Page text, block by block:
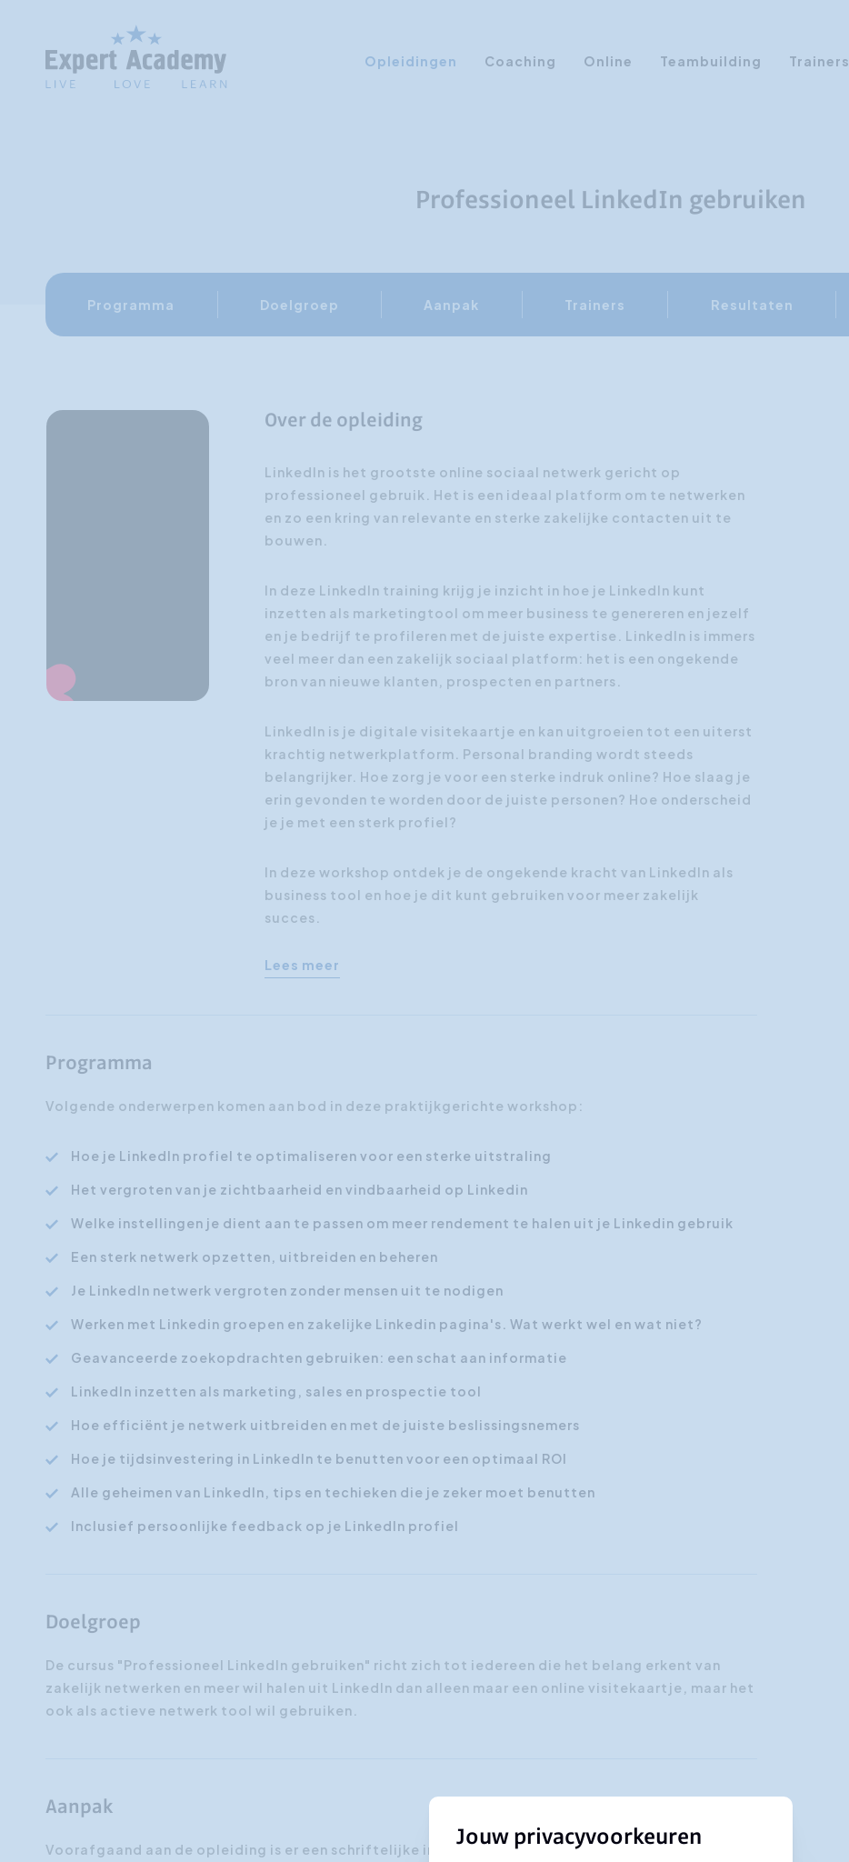
Opleidingen
Sales Training
Presentatietraining
Social Media Training
HR opleidingen
Coaching Online Teambuilding Trainers
Professioneel LinkedIn gebruiken
Programma Doelgroep Aanpak Trainers Resultaten
Over de opleiding
LinkedIn is het grootste online sociaal netwerk gericht op
professioneel gebruik. Het is een ideaal platform om te netwerken
en zo een kring van relevante en sterke zakelijke contacten uit te
bouwen.
In deze LinkedIn training krijg je inzicht in hoe je LinkedIn kunt
inzetten als marketingtool om meer business te genereren en jezelf
en je bedrijf te profileren met de juiste expertise. LinkedIn is immers
veel meer dan een zakelijk sociaal platform: het is een ongekende
bron van nieuwe klanten, prospecten en partners.
LinkedIn is je digitale visitekaartje en kan uitgroeien tot een uiterst
krachtig netwerkplatform. Personal branding wordt steeds
belangrijker. Hoe zorg je voor een sterke indruk online? Hoe slaag je
erin gevonden te worden door de juiste personen? Hoe onderscheid
je je met een sterk profiel?
In deze workshop ontdek je de ongekende kracht van LinkedIn als
business tool en hoe je dit kunt gebruiken voor meer zakelijk
succes.
Lees meer
Programma
Volgende onderwerpen komen aan bod in deze praktijkgerichte workshop:
Hoe je LinkedIn profiel te optimaliseren voor een sterke uitstraling
Het vergroten van je zichtbaarheid en vindbaarheid op Linkedin
Welke instellingen je dient aan te passen om meer rendement te halen uit je Linkedin gebruik
Een sterk netwerk opzetten, uitbreiden en beheren
Je LinkedIn netwerk vergroten zonder mensen uit te nodigen
Werken met Linkedin groepen en zakelijke Linkedin pagina's. Wat werkt wel en wat niet?
Geavanceerde zoekopdrachten gebruiken: een schat aan informatie
LinkedIn inzetten als marketing, sales en prospectie tool
Hoe efficiënt je netwerk uitbreiden en met de juiste beslissingsnemers
Hoe je tijdsinvestering in LinkedIn te benutten voor een optimaal ROI
Alle geheimen van LinkedIn, tips en techieken die je zeker moet benutten
Inclusief persoonlijke feedback op je LinkedIn profiel
Doelgroep
De cursus "Professioneel LinkedIn gebruiken" richt zich tot iedereen die het belang erkent van
zakelijk netwerken en meer wil halen uit LinkedIn dan alleen maar een online visitekaartje, maar het
ook als actieve netwerk tool wil gebruiken.
Aanpak
Voorafgaand aan de opleiding is er een schriftelijke intake om de inhoud van de cursus nog beter
Jouw privacyvoorkeuren